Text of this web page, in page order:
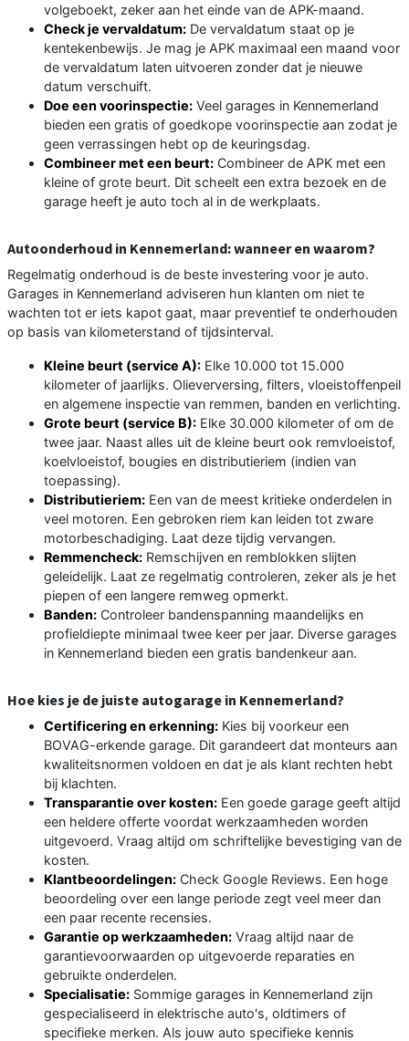
volgeboekt, zeker aan het einde van de APK-maand.
Check je vervaldatum: De vervaldatum staat op je
kentekenbewijs. Je mag je APK maximaal een maand voor
de vervaldatum laten uitvoeren zonder dat je nieuwe
datum verschuift.
Doe een voorinspectie: Veel garages in Kennemerland
bieden een gratis of goedkope voorinspectie aan zodat je
geen verrassingen hebt op de keuringsdag.
Combineer met een beurt: Combineer de APK met een
kleine of grote beurt. Dit scheelt een extra bezoek en de
garage heeft je auto toch al in de werkplaats.
Autoonderhoud in Kennemerland: wanneer en waarom?
Regelmatig onderhoud is de beste investering voor je auto.
Garages in Kennemerland adviseren hun klanten om niet te
wachten tot er iets kapot gaat, maar preventief te onderhouden
op basis van kilometerstand of tijdsinterval.
Kleine beurt (service A): Elke 10.000 tot 15.000
kilometer of jaarlijks. Olieverversing, filters, vloeistoffenpeil
en algemene inspectie van remmen, banden en verlichting.
Grote beurt (service B): Elke 30.000 kilometer of om de
twee jaar. Naast alles uit de kleine beurt ook remvloeistof,
koelvloeistof, bougies en distributieriem (indien van
toepassing).
Distributieriem: Een van de meest kritieke onderdelen in
veel motoren. Een gebroken riem kan leiden tot zware
motorbeschadiging. Laat deze tijdig vervangen.
Remmencheck: Remschijven en remblokken slijten
geleidelijk. Laat ze regelmatig controleren, zeker als je het
piepen of een langere remweg opmerkt.
Banden: Controleer bandenspanning maandelijks en
profieldiepte minimaal twee keer per jaar. Diverse garages
in Kennemerland bieden een gratis bandenkeur aan.
Hoe kies je de juiste autogarage in Kennemerland?
Certificering en erkenning: Kies bij voorkeur een
BOVAG-erkende garage. Dit garandeert dat monteurs aan
kwaliteitsnormen voldoen en dat je als klant rechten hebt
bij klachten.
Transparantie over kosten: Een goede garage geeft altijd
een heldere offerte voordat werkzaamheden worden
uitgevoerd. Vraag altijd om schriftelijke bevestiging van de
kosten.
Klantbeoordelingen: Check Google Reviews. Een hoge
beoordeling over een lange periode zegt veel meer dan
een paar recente recensies.
Garantie op werkzaamheden: Vraag altijd naar de
garantievoorwaarden op uitgevoerde reparaties en
gebruikte onderdelen.
Specialisatie: Sommige garages in Kennemerland zijn
gespecialiseerd in elektrische auto's, oldtimers of
specifieke merken. Als jouw auto specifieke kennis